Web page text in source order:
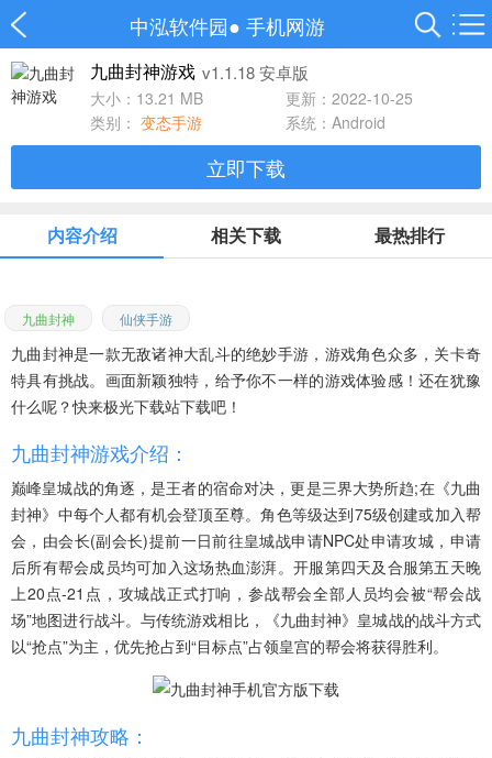
中泓软件园● 手机网游
九曲封神游戏 v1.1.18 安卓版
大小：13.21 MB
更新：2022-10-25
类别： 变态手游 系统：Android
立即下载
内容介绍 相关下载 最热排行
九曲封神 仙侠手游
九曲封神是一款无敌诸神大乱斗的绝妙手游，游戏角色众多，关卡奇
特具有挑战。画面新颖独特，给予你不一样的游戏体验感！还在犹豫
什么呢？快来极光下载站下载吧！
九曲封神游戏介绍：
巅峰皇城战的角逐，是王者的宿命对决，更是三界大势所趋;在《九曲
封神》中每个人都有机会登顶至尊。角色等级达到75级创建或加入帮
会，由会长(副会长)提前一日前往皇城战申请NPC处申请攻城，申请
后所有帮会成员均可加入这场热血澎湃。开服第四天及合服第五天晚
上20点-21点，攻城战正式打响，参战帮会全部人员均会被“帮会战
场”地图进行战斗。与传统游戏相比，《九曲封神》皇城战的战斗方式
以“抢点”为主，优先抢占到“目标点”占领皇宫的帮会将获得胜利。
九曲封神攻略：